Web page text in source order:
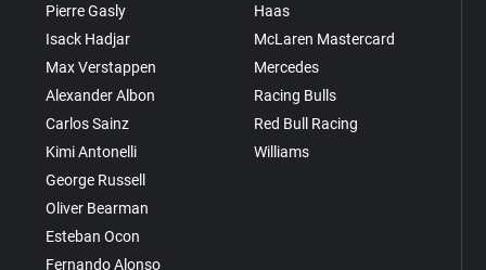
Pierre Gasly
Isack Hadjar
Max Verstappen
Alexander Albon
Carlos Sainz
Kimi Antonelli
George Russell
Oliver Bearman
Esteban Ocon
Fernando Alonso
Haas
McLaren Mastercard
Mercedes
Racing Bulls
Red Bull Racing
Williams